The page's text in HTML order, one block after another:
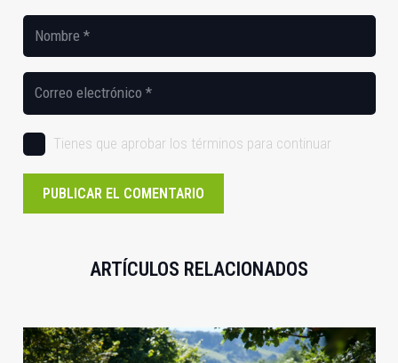
Tienes que aprobar los términos para continuar
PUBLICAR EL COMENTARIO
ARTÍCULOS RELACIONADOS